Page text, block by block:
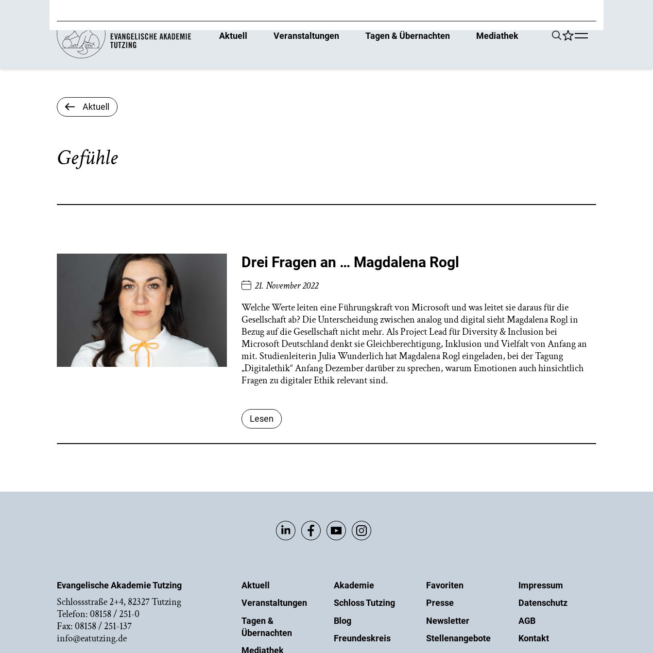
Aktuell Veranstaltungen Tagen & Übernachten Mediathek
Aktuell
Gefühle
Drei Fragen an … Magdalena Rogl
21. November 2022
Welche Werte leiten eine Führungskraft von Microsoft und was leitet sie daraus für die
Gesellschaft ab? Die Unterscheidung zwischen analog und digital sieht Magdalena Rogl in
Bezug auf die Gesellschaft nicht mehr. Als Project Lead für Diversity & Inclusion bei
Microsoft Deutschland denkt sie Gleichberechtigung, Inklusion und Vielfalt von Anfang an
mit. Studienleiterin Julia Wunderlich hat Magdalena Rogl eingeladen, bei der Tagung
„Digitalethik“ Anfang Dezember darüber zu sprechen, warum Emotionen auch hinsichtlich
Fragen zu digitaler Ethik relevant sind.
Lesen
Evangelische Akademie Tutzing
Schlossstraße 2+4, 82327 Tutzing
Telefon: 08158 / 251-0
Fax: 08158 / 251-137
info@eatutzing.de
Aktuell
Veranstaltungen
Tagen &
Übernachten
Mediathek
Akademie
Schloss Tutzing
Blog
Freundeskreis
Favoriten
Presse
Newsletter
Stellenangebote
Impressum
Datenschutz
AGB
Kontakt